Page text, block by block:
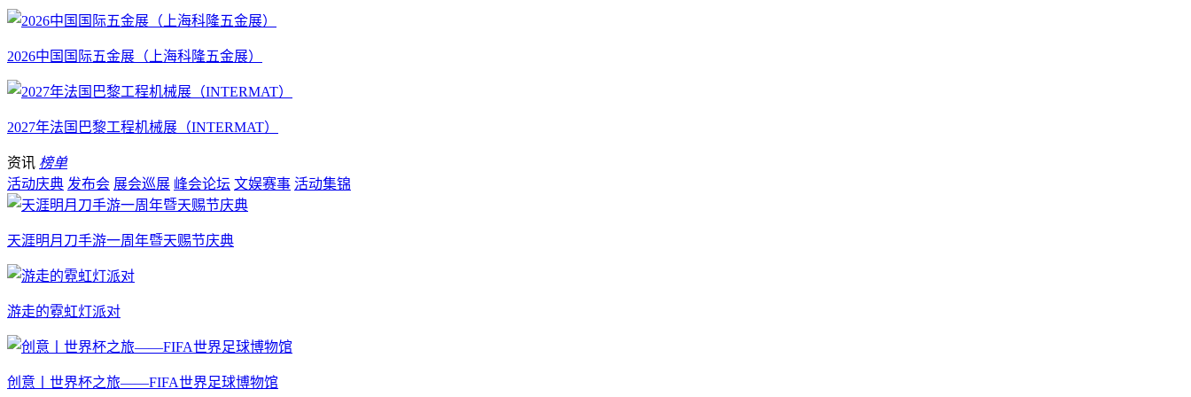
2026中国国际五金展（上海科隆五金展）
2027年法国巴黎工程机械展（INTERMAT）
资讯 榜单
活动庆典 发布会 展会巡展 峰会论坛 文娱赛事 活动集锦
天涯明月刀手游一周年暨天赐节庆典
游走的霓虹灯派对
创意丨世界杯之旅——FIFA世界足球博物馆